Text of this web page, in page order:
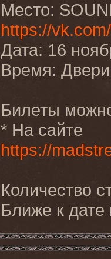
Место:
https://
Дата: 16
Время:
Билеты
* На сайте
https://
Количество
Ближе к дате